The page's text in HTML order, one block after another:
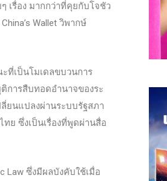
เรื่อง มากกว่าที่คุยกับโจชัว
Wallet วิพากษ์
ที่เป็นโมเดลขบวนการ
การสืบทอดอำนาจของระ
ยนแปลงผ่านระบบรัฐสภา
ย ซึ่งเป็นเรื่องที่พูดผ่านสื่อ
Law ซึ่งมีผลบังคับใช้เมื่อ